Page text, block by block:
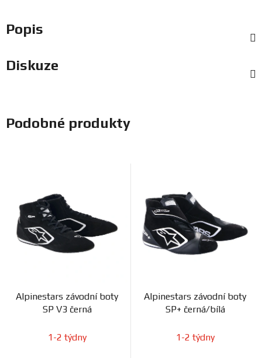
Popis
Diskuze
Podobné produkty
Alpinestars závodní boty
SP V3 černá
1-2 týdny
Alpinestars závodní boty
SP+ černá/bílá
1-2 týdny